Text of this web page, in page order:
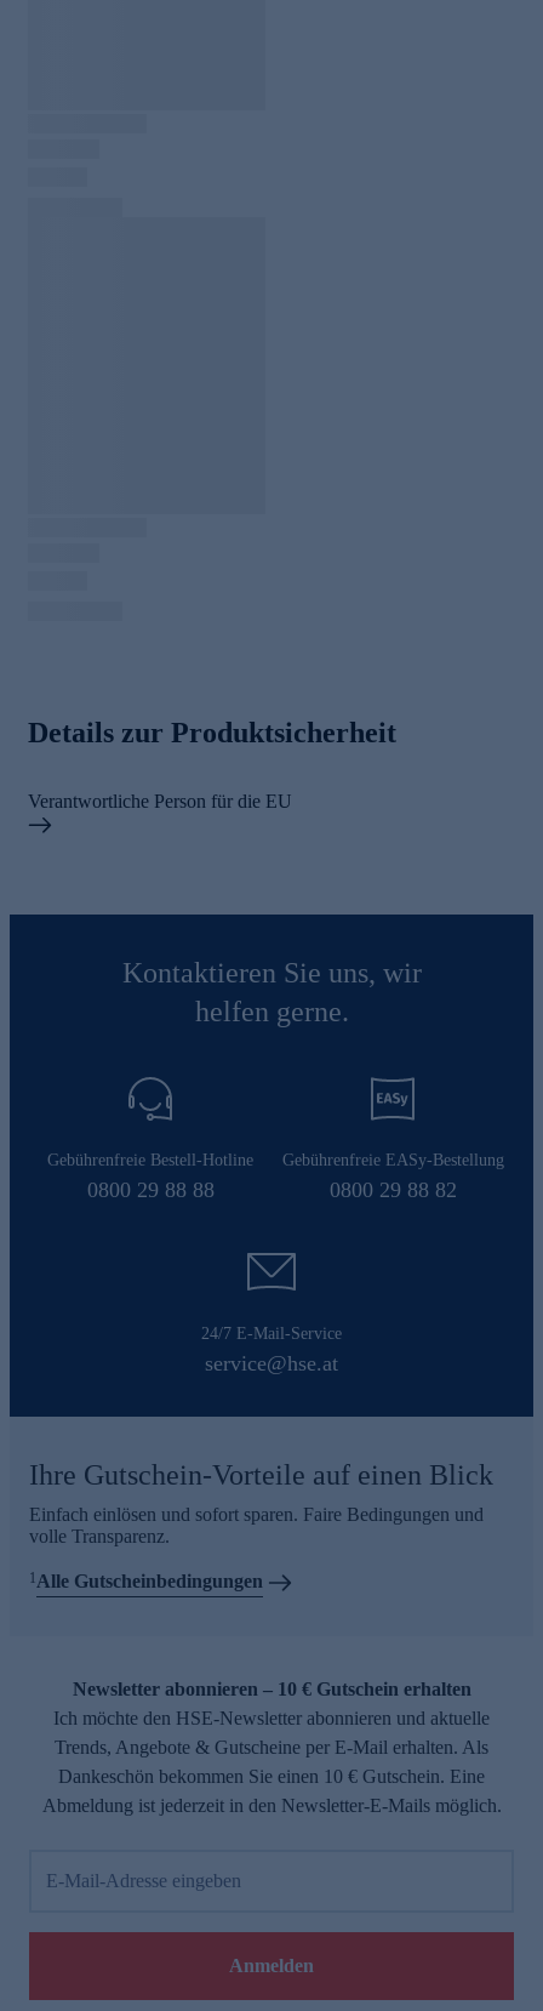
Details zur Produktsicherheit
Verantwortliche Person für die EU
Kontaktieren Sie uns, wir
helfen gerne.
Gebührenfreie Bestell-Hotline
0800 29 88 88
Gebührenfreie EASy-Bestellung
0800 29 88 82
24/7 E-Mail-Service
service@hse.at
Ihre Gutschein-Vorteile auf einen Blick
Einfach einlösen und sofort sparen. Faire Bedingungen und
volle Transparenz.
1 Alle Gutscheinbedingungen
Newsletter abonnieren – 10 € Gutschein erhalten
Ich möchte den HSE-Newsletter abonnieren und aktuelle
Trends, Angebote & Gutscheine per E-Mail erhalten. Als
Dankeschön bekommen Sie einen 10 € Gutschein. Eine
Abmeldung ist jederzeit in den Newsletter-E-Mails möglich.
E-Mail-Adresse eingeben
Anmelden